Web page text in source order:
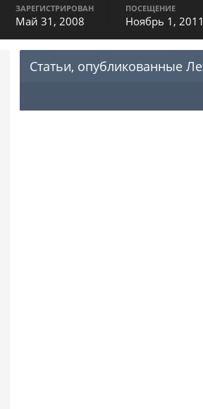
ЗАРЕГИСТРИРОВАН
Май 31, 2008
ПОСЕЩЕНИЕ
Ноябрь 1, 2011
Статьи, опубликованные